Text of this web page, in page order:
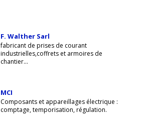
F. Walther Sarl
fabricant de prises de courant
industrielles,coffrets et armoires de
chantier...
MCI
Composants et appareillages électrique :
comptage, temporisation, régulation.